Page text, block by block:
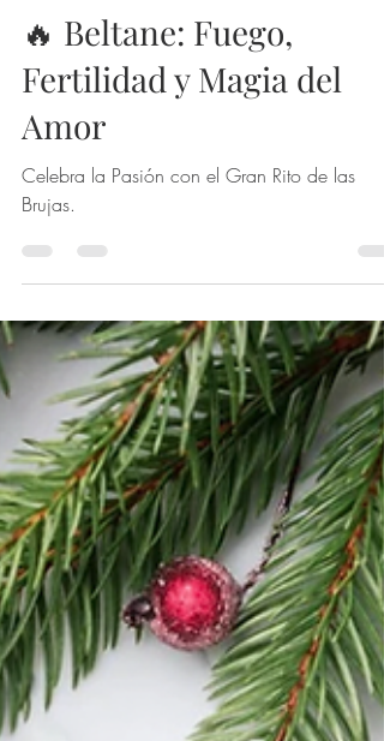
Samak Alquimist
🔥 Beltane: Fuego,
Fertilidad y Magia del
Amor
Brujas.